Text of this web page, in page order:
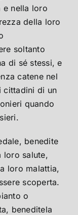
e nella loro
della loro
soltanto
di sé stessi, e
catene nel
cittadini di un
quando
benedite
loro salute,
loro malattia,
scoperta.
o
beneditela